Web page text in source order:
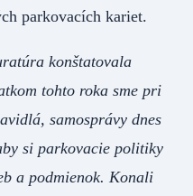
parkovacích kariet.
konštatovala
tohto roka sme pri
samosprávy dnes
si parkovacie politiky
a podmienok. Konali